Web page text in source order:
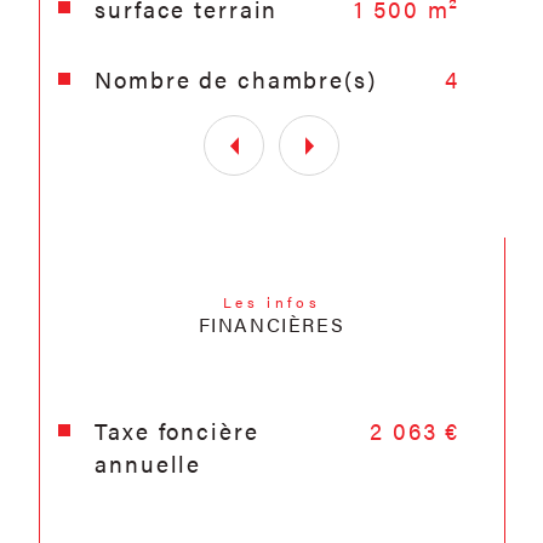
surface terrain 1 500 m²
Nombre de chambre(s) 4
Les infos
FINANCIÈRES
Taxe foncière
annuelle
2 063 €